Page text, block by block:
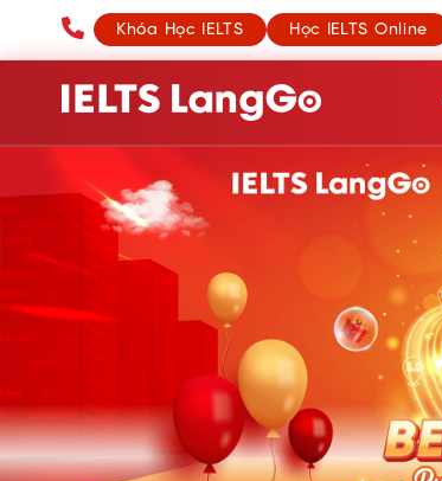
Khóa Học IELTS Học IELTS Online